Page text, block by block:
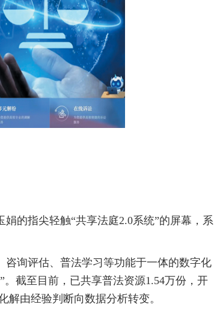
的指尖轻触“共享法庭2.0系统”的屏幕，系
询评估、普法学习等功能于一体的数字化
截至目前，已共享普法资源1.54万份，开
解由经验判断向数据分析转变。